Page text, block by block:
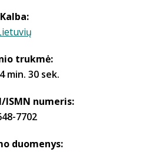
Kalba:
trukmė:
min. 30 sek.
ISMN numeris:
7702
duomenys: